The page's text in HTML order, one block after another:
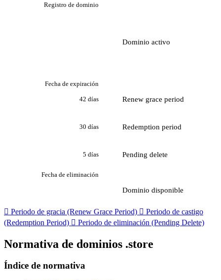
Registro de dominio
Dominio activo
Fecha de expiración
42 días Renew grace period
30 días Redemption period
5 días Pending delete
Fecha de eliminación
Dominio disponible
 Periodo de gracia (Renew Grace Period)  Periodo de castigo
(Redemption Period)  Periodo de eliminación (Pending Delete)
Normativa de dominios .store
Índice de normativa